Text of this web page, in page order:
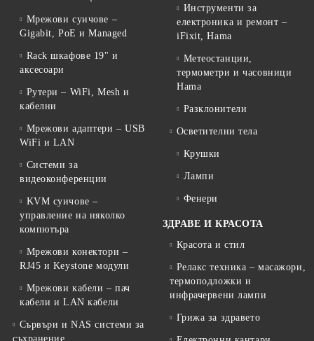
Мрежови суичове –
Gigabit, PoE и Managed
Rack шкафове 19" и
аксесоари
Рутери – WiFi, Mesh и
кабелни
Мрежови адаптери – USB
WiFi и LAN
Системи за
видеоконференции
KVM суичове –
управление на няколко
компютъра
Мрежови конектори –
RJ45 и Keystone модули
Мрежови кабели – пач
кабели и LAN кабели
Сървъри и NAS системи за
съхранение
Инструменти за
електроника и ремонт –
iFixit, Hama
Метеостанции,
термометри и часовници
Hama
Разклонители
Осветителни тела
Крушки
Лампи
Фенери
ЗДРАВЕ И КРАСОТА
Красота и стил
Релакс техника – масажори,
термоподложки и
инфрачервени лампи
Грижа за здравето